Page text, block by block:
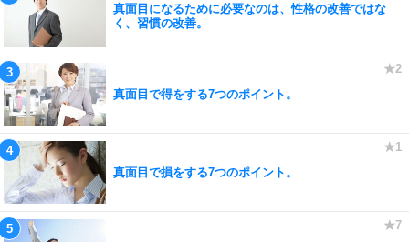
真面目になるために必要なのは、性格の改善ではな
く、習慣の改善。
真面目で得をする7つのポイント。
真面目で損をする7つのポイント。